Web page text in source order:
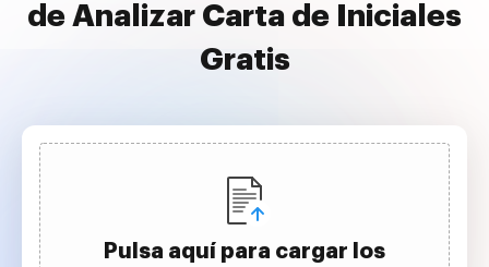
de Analizar Carta de Iniciales
Gratis
Pulsa aquí para cargar los